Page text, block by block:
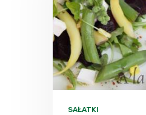
SAŁATKI